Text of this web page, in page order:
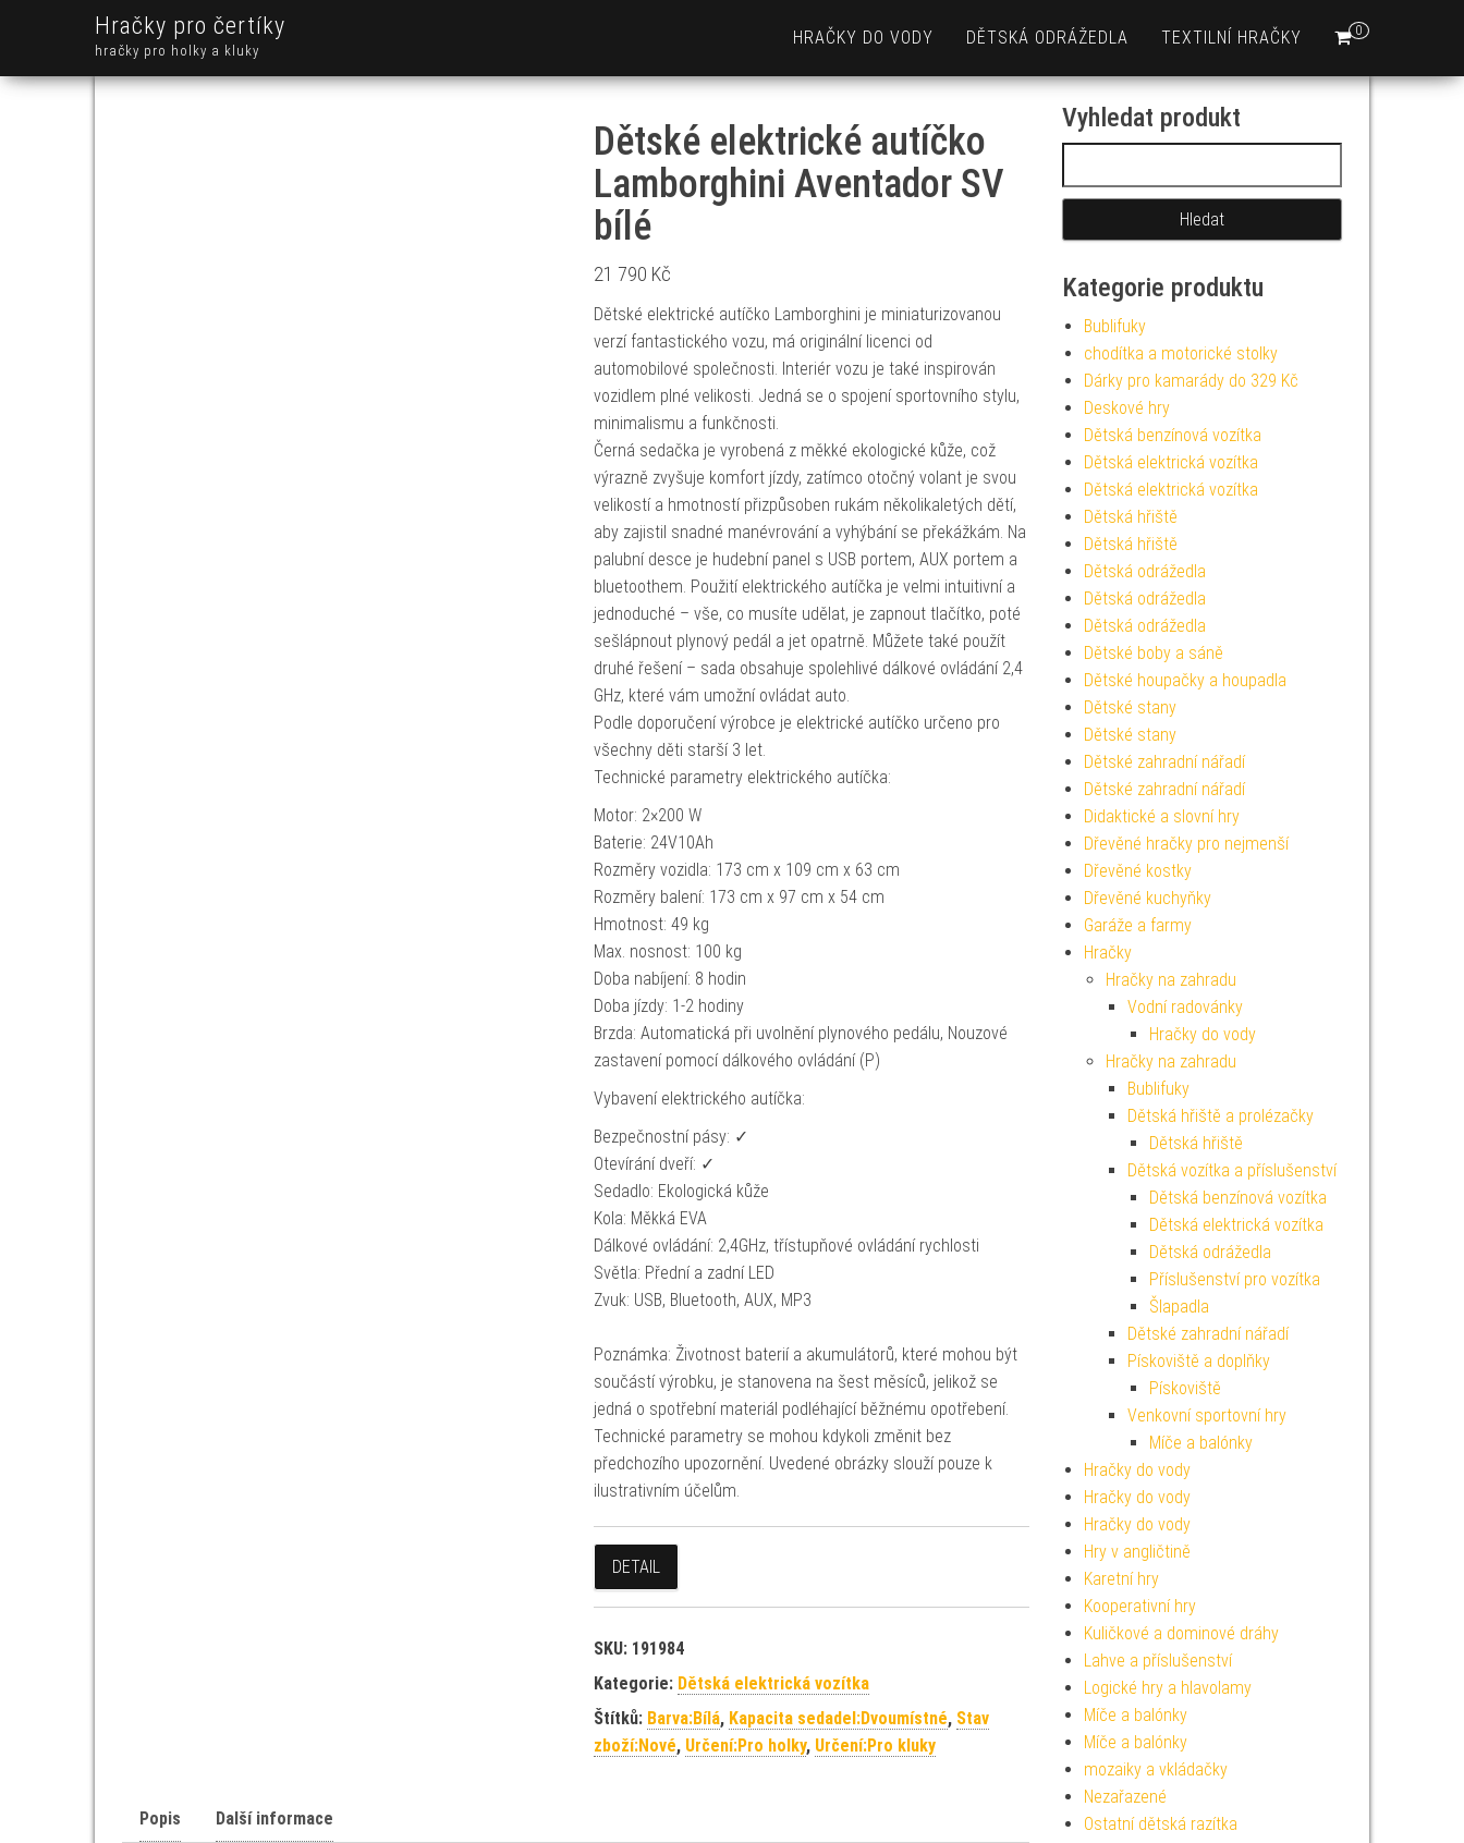
Hračky pro čertíky
hračky pro holky a kluky
0
HRAČKY DO VODY DĚTSKÁ ODRÁŽEDLA TEXTILNÍ HRAČKY
Dětské elektrické autíčko
Lamborghini Aventador SV
bílé
21 790 Kč
Dětské elektrické autíčko Lamborghini je miniaturizovanou
verzí fantastického vozu, má originální licenci od
automobilové společnosti. Interiér vozu je také inspirován
vozidlem plné velikosti. Jedná se o spojení sportovního stylu,
minimalismu a funkčnosti.
Černá sedačka je vyrobená z měkké ekologické kůže, což
výrazně zvyšuje komfort jízdy, zatímco otočný volant je svou
velikostí a hmotností přizpůsoben rukám několikaletých dětí,
aby zajistil snadné manévrování a vyhýbání se překážkám. Na
palubní desce je hudební panel s USB portem, AUX portem a
bluetoothem. Použití elektrického autíčka je velmi intuitivní a
jednoduché – vše, co musíte udělat, je zapnout tlačítko, poté
sešlápnout plynový pedál a jet opatrně. Můžete také použít
druhé řešení – sada obsahuje spolehlivé dálkové ovládání 2,4
GHz, které vám umožní ovládat auto.
Podle doporučení výrobce je elektrické autíčko určeno pro
všechny děti starší 3 let.
Technické parametry elektrického autíčka:
Motor: 2×200 W
Baterie: 24V10Ah
Rozměry vozidla: 173 cm x 109 cm x 63 cm
Rozměry balení: 173 cm x 97 cm x 54 cm
Hmotnost: 49 kg
Max. nosnost: 100 kg
Doba nabíjení: 8 hodin
Doba jízdy: 1-2 hodiny
Brzda: Automatická při uvolnění plynového pedálu, Nouzové
zastavení pomocí dálkového ovládání (P)
Vybavení elektrického autíčka:
Bezpečnostní pásy: ✓
Otevírání dveří: ✓
Sedadlo: Ekologická kůže
Kola: Měkká EVA
Dálkové ovládání: 2,4GHz, třístupňové ovládání rychlosti
Světla: Přední a zadní LED
Zvuk: USB, Bluetooth, AUX, MP3
Poznámka: Životnost baterií a akumulátorů, které mohou být
součástí výrobku, je stanovena na šest měsíců, jelikož se
jedná o spotřební materiál podléhající běžnému opotřebení.
Technické parametry se mohou kdykoli změnit bez
předchozího upozornění. Uvedené obrázky slouží pouze k
ilustrativním účelům.
DETAIL
SKU: 191984
Kategorie: Dětská elektrická vozítka
Štítků: Barva:Bílá, Kapacita sedadel:Dvoumístné, Stav
zboží:Nové, Určení:Pro holky, Určení:Pro kluky
Popis Další informace
Vyhledat produkt
Kategorie produktu
Bublifuky
chodítka a motorické stolky
Dárky pro kamarády do 329 Kč
Deskové hry
Dětská benzínová vozítka
Dětská elektrická vozítka
Dětská elektrická vozítka
Dětská hřiště
Dětská hřiště
Dětská odrážedla
Dětská odrážedla
Dětská odrážedla
Dětské boby a sáně
Dětské houpačky a houpadla
Dětské stany
Dětské stany
Dětské zahradní nářadí
Dětské zahradní nářadí
Didaktické a slovní hry
Dřevěné hračky pro nejmenší
Dřevěné kostky
Dřevěné kuchyňky
Garáže a farmy
Hračky
Hračky na zahradu
Vodní radovánky
Hračky do vody
Hračky na zahradu
Bublifuky
Dětská hřiště a prolézačky
Dětská hřiště
Dětská vozítka a příslušenství
Dětská benzínová vozítka
Dětská elektrická vozítka
Dětská odrážedla
Příslušenství pro vozítka
Šlapadla
Dětské zahradní nářadí
Pískoviště a doplňky
Pískoviště
Venkovní sportovní hry
Míče a balónky
Hračky do vody
Hračky do vody
Hračky do vody
Hry v angličtině
Karetní hry
Kooperativní hry
Kuličkové a dominové dráhy
Lahve a příslušenství
Logické hry a hlavolamy
Míče a balónky
Míče a balónky
mozaiky a vkládačky
Nezařazené
Ostatní dětská razítka